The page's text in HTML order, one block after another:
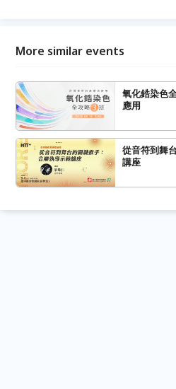
More similar events
氧化鋯染色
應用
從音符到舞
講座